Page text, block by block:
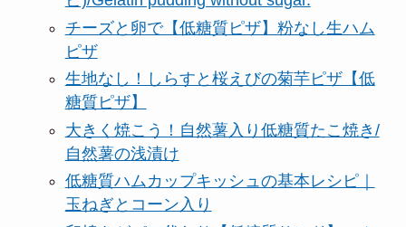
チーズと卵で【低糖質ピザ】粉なし生ハム
ピザ
生地なし！しらすと桜えびの菊芋ピザ【低
糖質ピザ】
大きく焼こう！自然薯入り低糖質たこ焼き/
自然薯の浅漬け
低糖質ハムカップキッシュの基本レシピ｜
玉ねぎとコーン入り